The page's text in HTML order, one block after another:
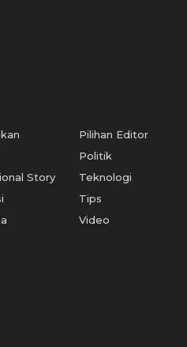
Story
Pilihan Editor
Politik
Teknologi
Tips
Video